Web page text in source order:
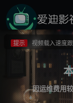
提示
提示
如果无法播放
提示
视频载入速度
不要轻易相信
因运维费用